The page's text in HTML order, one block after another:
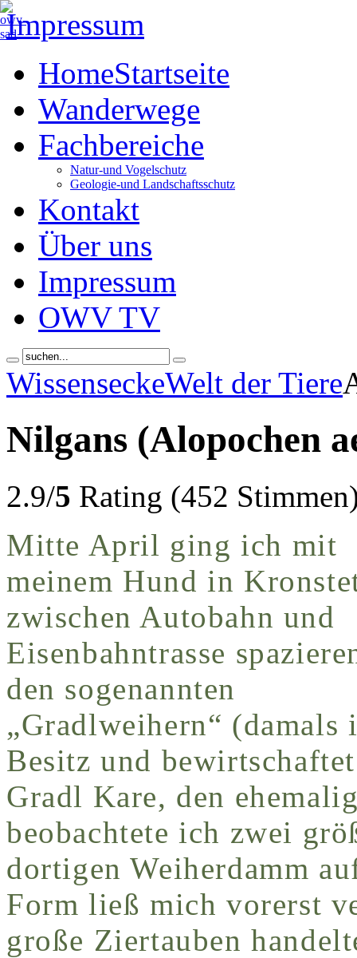
Impressum
HomeStartseite
Wanderwege
Fachbereiche
Natur-und Vogelschutz
Geologie-und Landschaftsschutz
Kontakt
Über uns
Impressum
OWV TV
WissenseckeWelt der Tiere
Nilgans (Alopochen
2.9/5 Rating (452
Mitte April ging ich mit
meinem Hund in
zwischen Autobahn und
Eisenbahntrasse
den sogenannten
„Gradlweihern“ (damals
Besitz und
Gradl Kare, den
beobachtete ich zwei
dortigen Weiherdamm
Form ließ mich vorerst
große Ziertauben